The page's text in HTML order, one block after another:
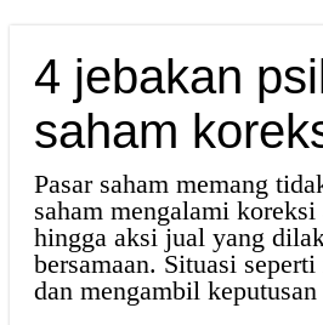
4 jebakan
saham
Pasar saham memang
saham mengalami
hingga aksi jual yang
bersamaan. Situasi
dan mengambil